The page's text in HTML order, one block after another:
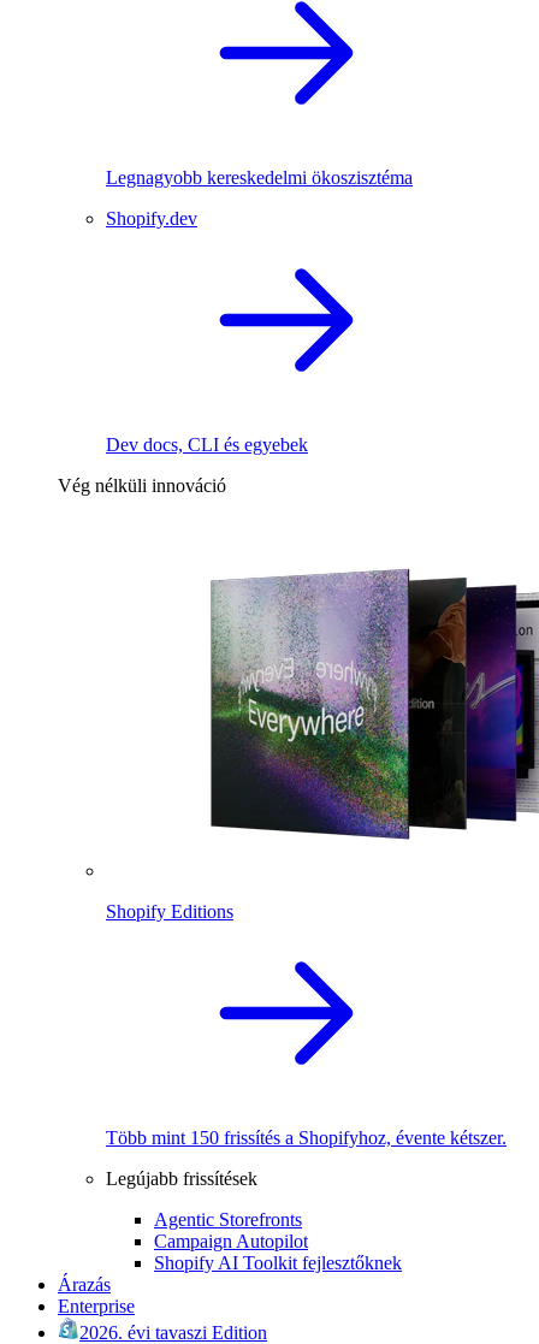
Legnagyobb kereskedelmi ökoszisztéma
Shopify.dev
Dev docs, CLI és egyebek
Vég nélküli innováció
Shopify Editions
Több mint 150 frissítés a Shopifyhoz, évente kétszer.
Legújabb frissítések
Agentic Storefronts
Campaign Autopilot
Shopify AI Toolkit fejlesztőknek
Árazás
Enterprise
2026. évi tavaszi Edition